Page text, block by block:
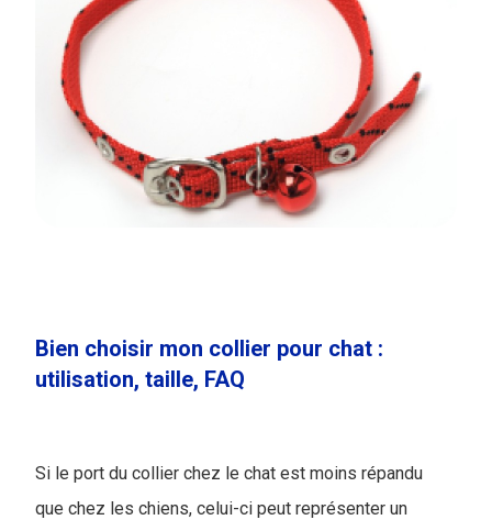
Bien choisir mon collier pour chat :
utilisation, taille, FAQ
Si le port du collier chez le chat est moins répandu
que chez les chiens, celui-ci peut représenter un